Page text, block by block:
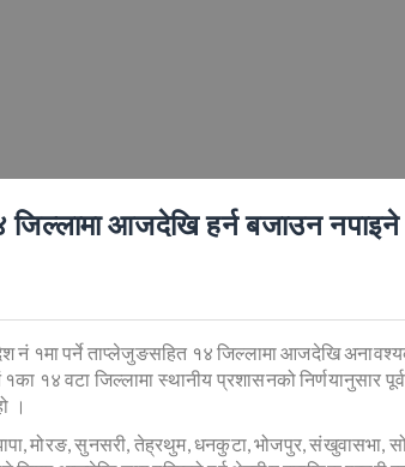
आजदेखि हर्न बजाउन नपाइने
१मा पर्ने ताप्लेजुङसहित १४ जिल्लामा आजदेखि
१४ वटा जिल्लामा स्थानीय प्रशासनको निर्णयानुसार
।
मोरङ, सुनसरी, तेह्रथुम, धनकुटा, भोजपुर, संखुवासभा,